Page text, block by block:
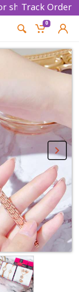
Track Order
0